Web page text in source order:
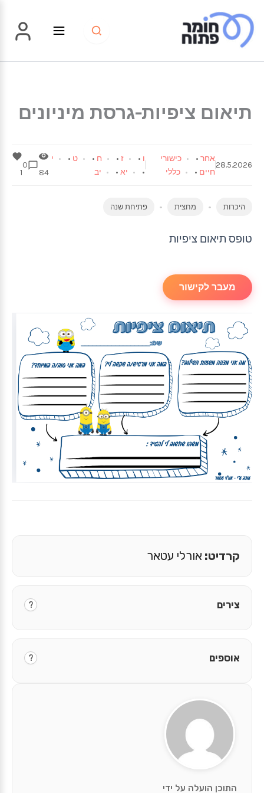
לתוכן
תיאום ציפיות-גרסת מיניונים
28.5.2026
אחר•
כישורי
חיים • כללי
ו • ז• ח • ט •
י
•
יא• יב 84
0
1
היכרות מחצית פתיחת שנה
טופס תיאום ציפיות
מעבר לקישור
התוכן הועלה על ידי
קרדיט: אורלי עטאר
צירים ?
אוספים ?